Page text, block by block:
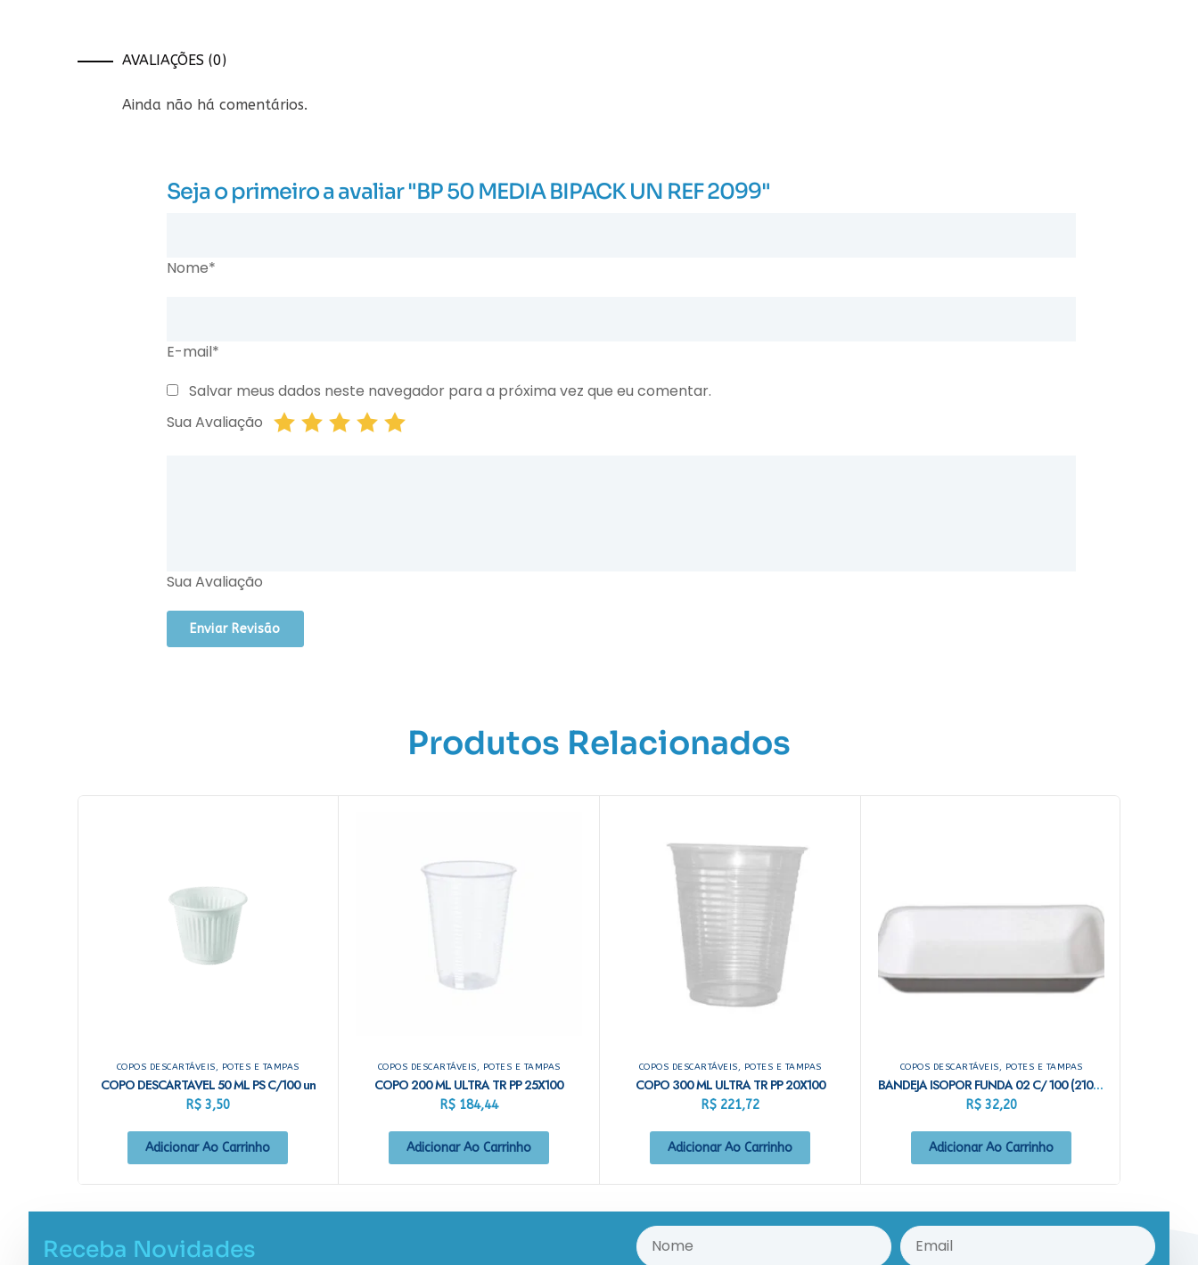
AVALIAÇÕES (0)
Ainda não há comentários.
Seja o primeiro a avaliar "BP 50 MEDIA BIPACK UN REF 2099"
Nome*
E-mail*
Salvar meus dados neste navegador para a próxima vez que eu comentar.
Sua Avaliação
Sua Avaliação
Produtos Relacionados
COPOS DESCARTÁVEIS, POTES E TAMPAS
COPO DESCARTAVEL 50 ML PS C/100 un
R$3,50
Adicionar Ao Carrinho
COPOS DESCARTÁVEIS, POTES E TAMPAS
COPO 200 ML ULTRA TR PP 25X100
R$184,44
Adicionar Ao Carrinho
COPOS DESCARTÁVEIS, POTES E TAMPAS
COPO 300 ML ULTRA TR PP 20X100
R$221,72
Adicionar Ao Carrinho
COPOS DESCARTÁVEIS, POTES E TAMPAS
BANDEJA ISOPOR FUNDA 02 C/ 100 (210X140X32MM)
R$32,20
Adicionar Ao Carrinho
Receba Novidades